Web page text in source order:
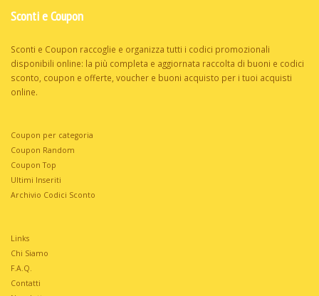
Sconti e Coupon
Sconti e Coupon raccoglie e organizza tutti i codici promozionali
disponibili online: la più completa e aggiornata raccolta di buoni e codici
sconto, coupon e offerte, voucher e buoni acquisto per i tuoi acquisti
online.
Coupon per categoria
Coupon Random
Coupon Top
Ultimi Inseriti
Archivio Codici Sconto
Links
Chi Siamo
F.A.Q.
Contatti